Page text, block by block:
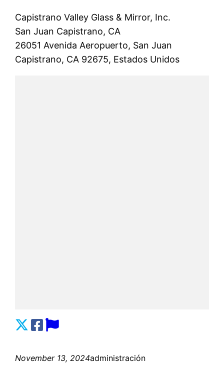
Capistrano Valley Glass & Mirror, Inc.
San Juan Capistrano, CA
26051 Avenida Aeropuerto, San Juan
Capistrano, CA 92675, Estados Unidos
November 13, 2024administración